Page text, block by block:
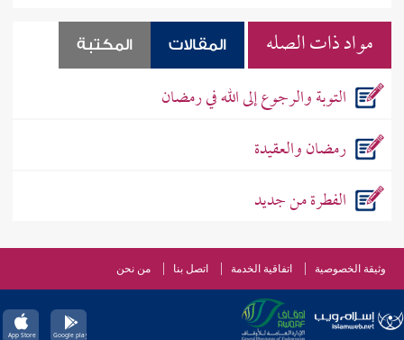
مواد ذات الصله المقالات المكتبة
التوبة والرجوع إلى الله في رمضان
رمضان والعقيدة
الفطرة من جديد
وثيقة الخصوصية اتفاقية الخدمة اتصل بنا من نحن